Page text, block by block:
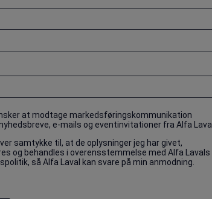
at modtage markedsføringskommunikation
e-mails og eventinvitationer fra Alfa Laval.
samtykke til, at de oplysninger jeg har givet,
og behandles i overensstemmelse med Alfa Lavals
så Alfa Laval kan svare på min anmodning.